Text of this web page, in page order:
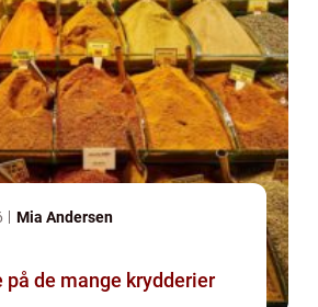
Mia Andersen
på de mange krydderier